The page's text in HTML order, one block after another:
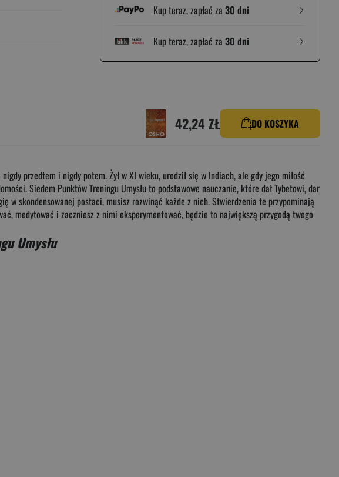
Kup teraz, zapłać za 30 dni
Kup teraz, zapłać za 30 dni
42,24 ZŁ DO KOSZYKA
przedtem i nigdy potem. Żył w XI wieku, urodził się w Indiach, ale gdy jego miłość
Siedem Punktów Treningu Umysłu to podstawowe nauczanie, które dał Tybetowi, dar
skondensowanej postaci, musisz rozwinąć każde z nich. Stwierdzenia te przypominają
medytować i zaczniesz z nimi eksperymentować, będzie to największą przygodą twego
Umysłu